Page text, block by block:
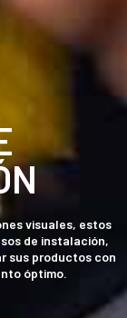
visuales, estos
de instalación,
sus productos con
óptimo.